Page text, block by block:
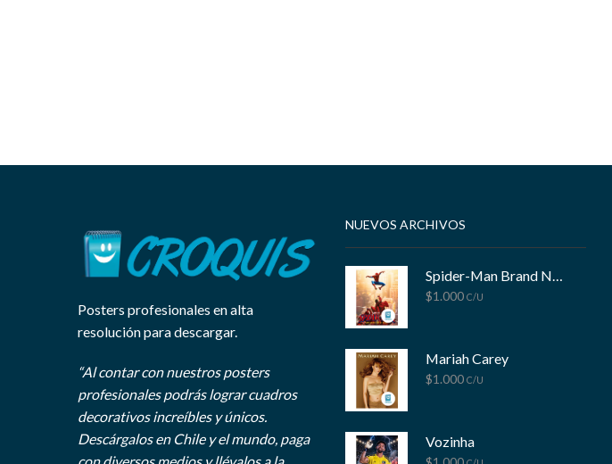
Posters profesionales en alta
resolución para descargar.
“Al contar con nuestros posters
profesionales podrás lograr cuadros
decorativos increíbles y únicos.
Descárgalos en Chile y el mundo, paga
NUEVOS ARCHIVOS
Spider-Man Brand New Day
$1.000 C/U
Mariah Carey
$1.000 C/U
Vozinha